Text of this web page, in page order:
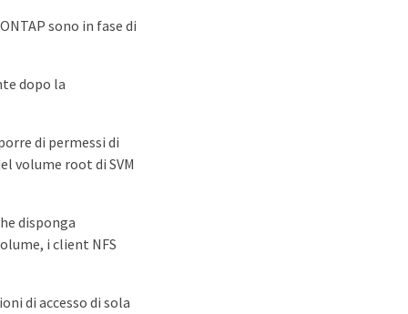
sono in fase di
dopo la
di permessi di
volume root di SVM
disponga
i client NFS
di accesso di sola